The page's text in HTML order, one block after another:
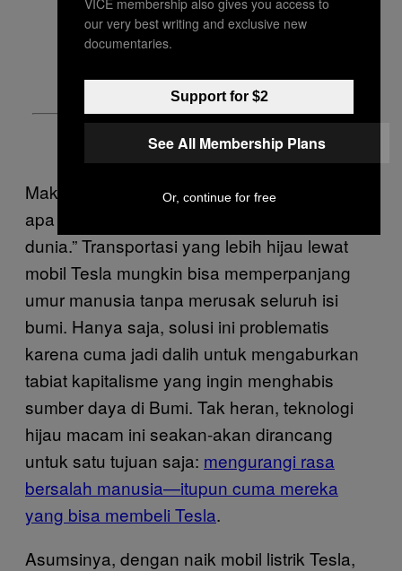
Makanya, bolehlah sekali-kali kita bertanya
apa sih yang dimaksud dengan “mengubah
dunia.” Transportasi yang lebih hijau lewat
mobil Tesla mungkin bisa memperpanjang
umur manusia tanpa merusak seluruh isi
bumi. Hanya saja, solusi ini problematis
karena cuma jadi dalih untuk mengaburkan
tabiat kapitalisme yang ingin menghabis
sumber daya di Bumi. Tak heran, teknologi
hijau macam ini seakan-akan dirancang
untuk satu tujuan saja: mengurangi rasa
bersalah manusia—itupun cuma mereka
yang bisa membeli Tesla.
Asumsinya, dengan naik mobil listrik Tesla,
our very best writing and exclusive new
documentaries.
Support for $2
See All Membership Plans
Or, continue for free